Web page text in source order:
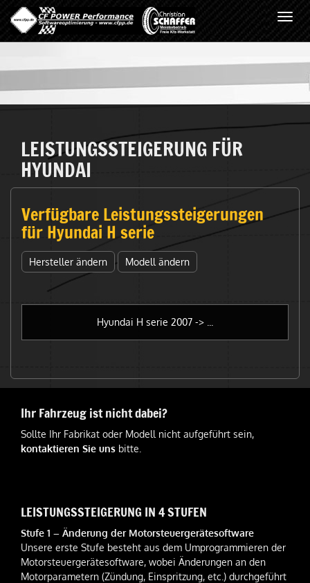
LEISTUNGSSTEIGERUNG FÜR
HYUNDAI
Verfügbare Leistungssteigerungen
für Hyundai H serie
Hersteller ändern Modell ändern
Hyundai H serie 2007 -> ...
Ihr Fahrzeug ist nicht dabei?
Sollte Ihr Fabrikat oder Modell nicht aufgeführt sein,
kontaktieren Sie uns bitte.
LEISTUNGSSTEIGERUNG IN 4 STUFEN
Stufe 1 – Änderung der Motorsteuergerätesoftware
Unsere erste Stufe besteht aus dem Umprogrammieren der
Motorsteuergerätesoftware, wobei Änderungen an den
Motorparametern (Zündung, Einspritzung, etc.) durchgeführt